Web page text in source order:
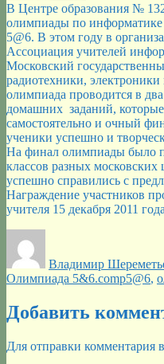
В Центре образования №
олимпиады по
5@6. В этом году в
Ассоциация учителей
Московский
радиотехники,
олимпиада проводится в
домашних заданий,
самостоятельно и очный
ученики успешно и
На финал олимпиады было
классов разных
успешно справились с
Награждение участников
учителя 15 декабря 2011
Владимир
Олимпиада 5&6.compМетки
5@6,
Добавить
Для отправки комментария